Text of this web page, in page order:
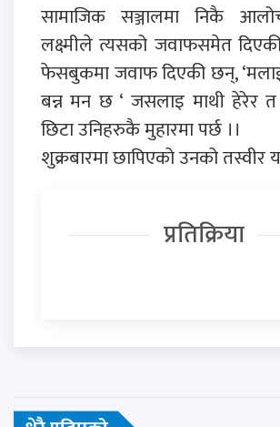
सामाजिक सञ्जालमा निकै
लक्ष्मीले त्यसको जवाफसमेत
फेसबुकमा जवाफ दिएकी छन्,
बन्न मन छ ‘ जसलाइ माथी हेरेर
छिटा उनिहरुकै मुहारमा पर्छ ।।
शुक्रबारमा छापिएको उनको तस्वीर
प्रतिक्रिया